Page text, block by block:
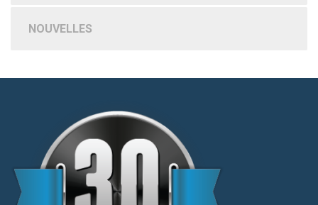
NOUVELLES